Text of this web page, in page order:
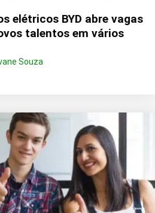
elétricos BYD abre vagas
talentos em vários
Souza